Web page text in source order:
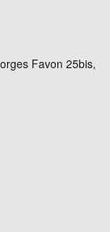
Favon 25bis,